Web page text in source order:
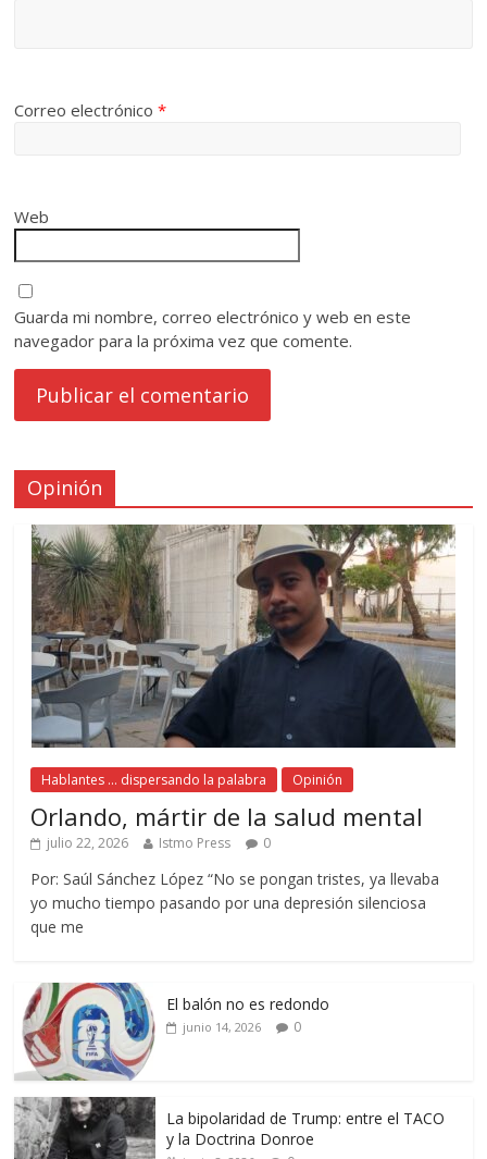
Correo electrónico*
Web
Guarda mi nombre, correo electrónico y web en este
navegador para la próxima vez que comente.
Opinión
Hablantes ... dispersando la palabra Opinión
Orlando, mártir de la salud mental
julio 22, 2026 Istmo Press 0
Por: Saúl Sánchez López “No se pongan tristes, ya llevaba
yo mucho tiempo pasando por una depresión silenciosa
que me
El balón no es redondo
junio 14, 2026 0
La bipolaridad de Trump: entre el TACO
y la Doctrina Donroe